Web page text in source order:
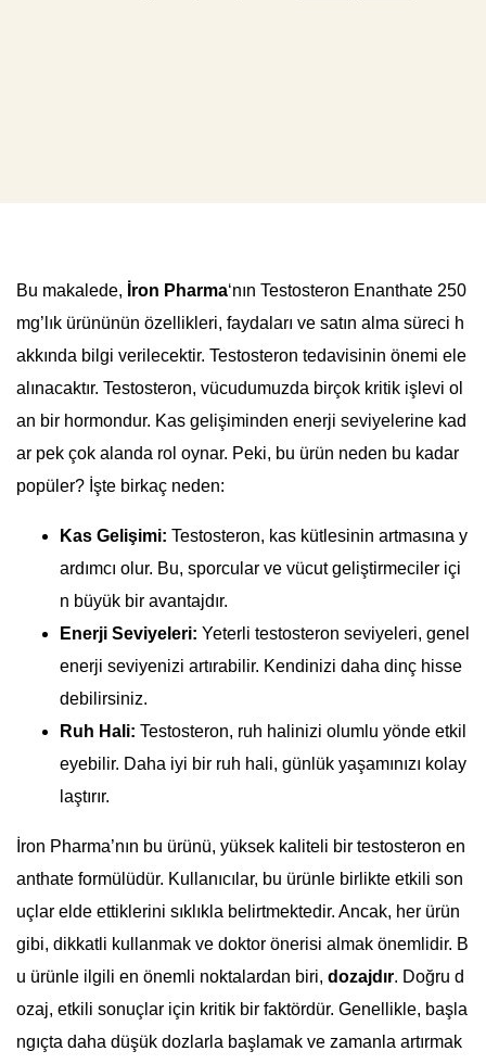
Bu makalede, İron Pharma‘nın Testosteron Enanthate 250
mg’lık ürününün özellikleri, faydaları ve satın alma süreci h
akkında bilgi verilecektir. Testosteron tedavisinin önemi ele
alınacaktır. Testosteron, vücudumuzda birçok kritik işlevi ol
an bir hormondur. Kas gelişiminden enerji seviyelerine kad
ar pek çok alanda rol oynar. Peki, bu ürün neden bu kadar
popüler? İşte birkaç neden:
Kas Gelişimi: Testosteron, kas kütlesinin artmasına y
ardımcı olur. Bu, sporcular ve vücut geliştirmeciler içi
n büyük bir avantajdır.
Enerji Seviyeleri: Yeterli testosteron seviyeleri, genel
enerji seviyenizi artırabilir. Kendinizi daha dinç hisse
debilirsiniz.
Ruh Hali: Testosteron, ruh halinizi olumlu yönde etkil
eyebilir. Daha iyi bir ruh hali, günlük yaşamınızı kolay
laştırır.
İron Pharma’nın bu ürünü, yüksek kaliteli bir testosteron en
anthate formülüdür. Kullanıcılar, bu ürünle birlikte etkili son
uçlar elde ettiklerini sıklıkla belirtmektedir. Ancak, her ürün
gibi, dikkatli kullanmak ve doktor önerisi almak önemlidir. B
u ürünle ilgili en önemli noktalardan biri, dozajdır. Doğru d
ozaj, etkili sonuçlar için kritik bir faktördür. Genellikle, başla
ngıçta daha düşük dozlarla başlamak ve zamanla artırmak